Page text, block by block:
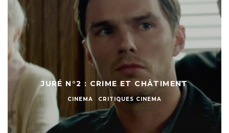
JURÉ N°2 : CRIME ET CHÂTIMENT
CINEMA CRITIQUES CINEMA